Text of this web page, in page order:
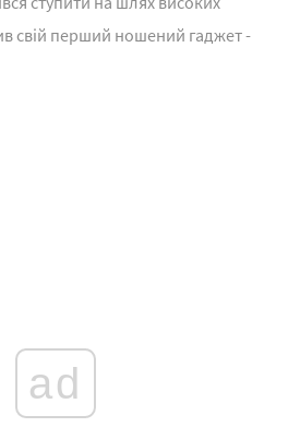
свій перший ношений гаджет -
ad